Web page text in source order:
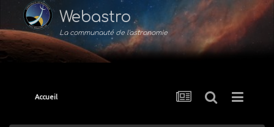
Webastro
La communauté de l'astronomie
Accueil